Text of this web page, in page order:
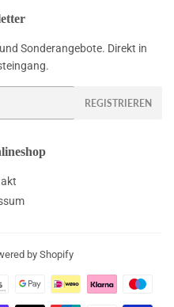
Sonderangebote. Direkt in
REGISTRIEREN
by Shopify